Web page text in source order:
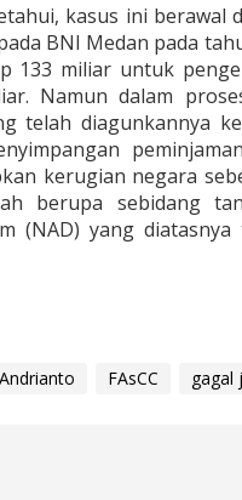
kasus ini berawal
BNI Medan pada
133 miliar untuk
Namun dalam
telah diagunkannya
kerugian negara
berupa sebidang
(NAD) yang
FAsCC gagal